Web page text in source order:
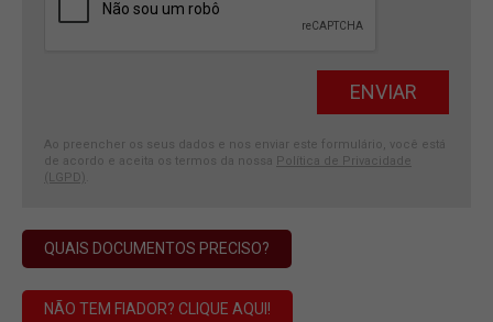
Ao preencher os seus dados e nos enviar este formulário, você está
de acordo e aceita os termos da nossa
Política de Privacidade
(LGPD)
QUAIS DOCUMENTOS PRECISO?
NÃO TEM FIADOR? CLIQUE AQUI!